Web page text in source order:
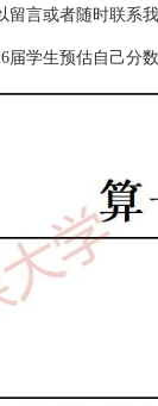
言或者随时联系我
届学生预估自己分